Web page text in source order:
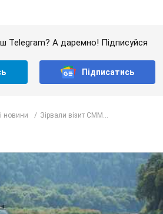
полігони: як
вирішують за кордоном
приклад із країн Європи